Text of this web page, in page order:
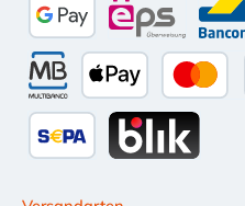
Google Pay eps
MultibancoApple Pay